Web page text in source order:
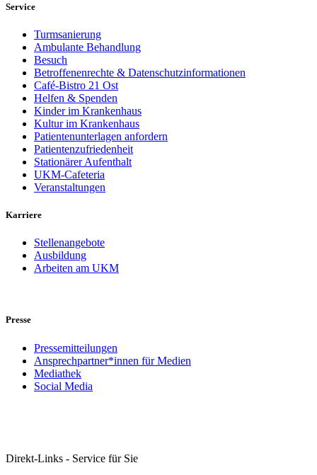
Service
Turmsanierung
Ambulante Behandlung
Besuch
Betroffenenrechte & Datenschutzinformationen
Café-Bistro 21 Ost
Helfen & Spenden
Kinder im Krankenhaus
Kultur im Krankenhaus
Patientenunterlagen anfordern
Patientenzufriedenheit
Stationärer Aufenthalt
UKM-Cafeteria
Veranstaltungen
Karriere
Stellenangebote
Ausbildung
Arbeiten am UKM
Presse
Pressemitteilungen
Ansprechpartner*innen für Medien
Mediathek
Social Media
Direkt-Links - Service für Sie